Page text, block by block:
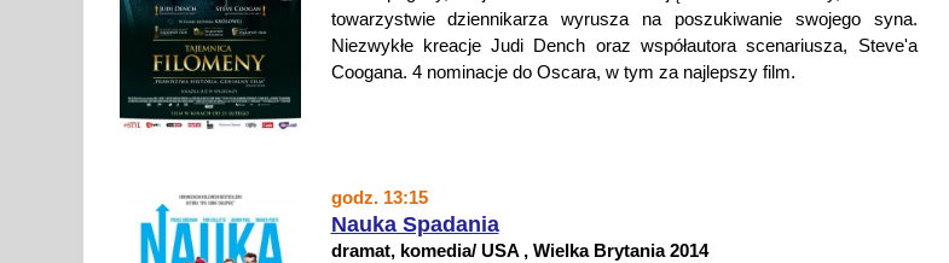
towarzystwie dziennikarza wyrusza na poszukiwanie swojego syna.
Niezwykłe kreacje Judi Dench oraz współautora scenariusza, Steve'a
Coogana. 4 nominacje do Oscara, w tym za najlepszy film.
godz. 13:15
Nauka Spadania
dramat, komedia/ USA , Wielka Brytania 2014